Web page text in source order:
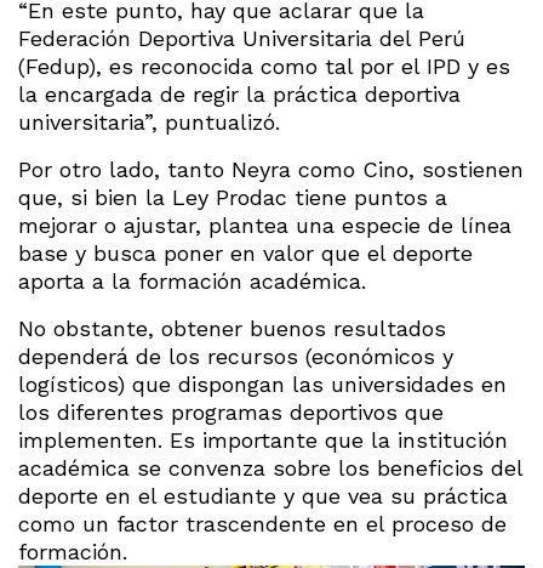
“En este punto, hay que aclarar que la
Federación Deportiva Universitaria del Perú
(Fedup), es reconocida como tal por el IPD y es
la encargada de regir la práctica deportiva
universitaria”, puntualizó.
Por otro lado, tanto Neyra como Cino, sostienen
que, si bien la Ley Prodac tiene puntos a
mejorar o ajustar, plantea una especie de línea
base y busca poner en valor que el deporte
aporta a la formación académica.
No obstante, obtener buenos resultados
dependerá de los recursos (económicos y
logísticos) que dispongan las universidades en
los diferentes programas deportivos que
implementen. Es importante que la institución
académica se convenza sobre los beneficios del
deporte en el estudiante y que vea su práctica
como un factor trascendente en el proceso de
formación.